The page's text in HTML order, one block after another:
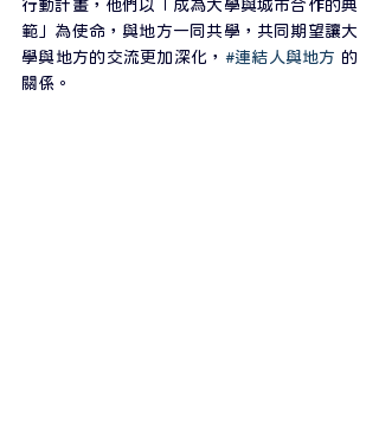
行動計畫，他們以「成為大學與城市合作的典
範」為使命，與地方一同共學，共同期望讓大
學與地方的交流更加深化， #連結人與地方 的
關係。